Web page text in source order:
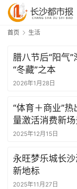
首页 生活
腊八节后“阳气
“冬藏”之本
2026年1月28日
“体育＋商业”
量激活消费新场
2025年12月15日
永旺梦乐城长
新地标
2025年11月27日